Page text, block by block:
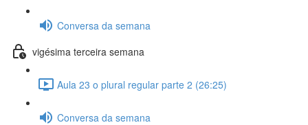
Conversa da semana
vigésima terceira semana
Aula 23 o plural regular parte 2 (26:25)
Conversa da semana